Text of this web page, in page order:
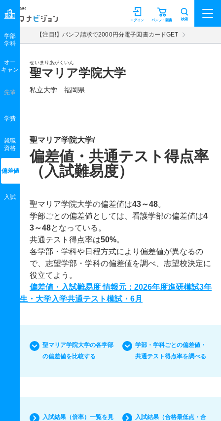
マナビジョン パンフ・願書
ログイン 検索
【注目!】パンフ請求で2000円分電子図書カードGET
せいまりあがくいん
聖マリア学院大学
私立大学 福岡県
学部
学科
オー
キャン
先輩
学費
就職
資格
偏差値
入試
聖マリア学院大学/
偏差値・共通テスト得点率
（入試難易度）
聖マリア学院大学の偏差値は43～48。
学部ごとの偏差値としては、看護学部の偏差値は4
3～48となっている。
共通テスト得点率は50%。
各学部・学科や日程方式により偏差値が異なるの
で、志望学部・学科の偏差値を調べ、志望校決定に
役立てよう。
偏差値・入試難易度 情報元：2026年度進研模試3年
生・大学入学共通テスト模試・6月
聖マリア学院大学の各学部
の偏差値を比較する
学部・学科ごとの偏差値・
共通テスト得点率を調べる
入試結果（倍率）一覧を見
入試結果（合格最低点・合